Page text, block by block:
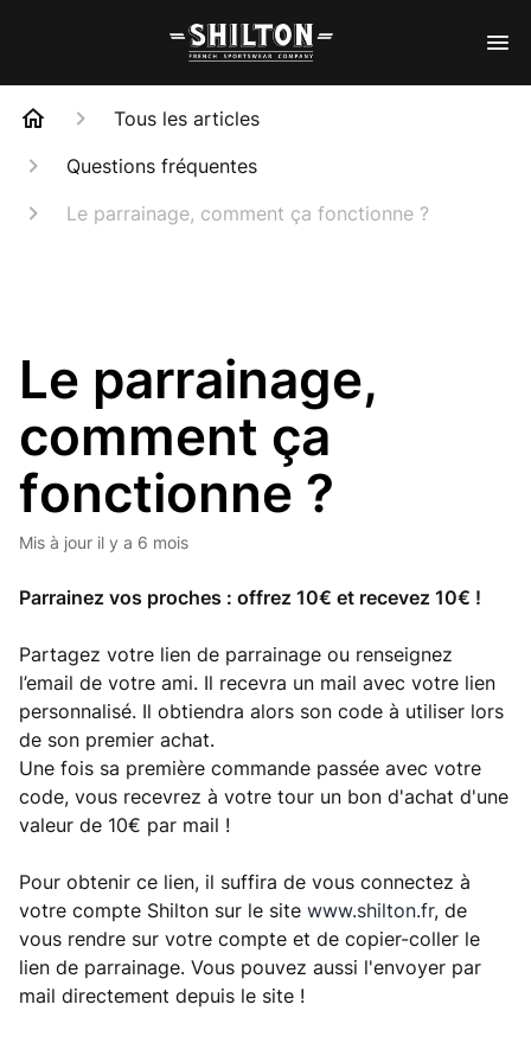
Tous les articles
Questions fréquentes
Le parrainage, comment ça fonctionne ?
Le parrainage,
comment ça
fonctionne ?
Mis à jour il y a 6 mois
Parrainez vos proches : offrez 10€ et recevez 10€ !
Partagez votre lien de parrainage ou renseignez
l’email de votre ami. Il recevra un mail avec votre lien
personnalisé. Il obtiendra alors son code à utiliser lors
de son premier achat.
Une fois sa première commande passée avec votre
code, vous recevrez à votre tour un bon d'achat d'une
valeur de 10€ par mail !
Pour obtenir ce lien, il suffira de vous connectez à
votre compte Shilton sur le site www.shilton.fr, de
vous rendre sur votre compte et de copier-coller le
lien de parrainage. Vous pouvez aussi l'envoyer par
mail directement depuis le site !